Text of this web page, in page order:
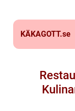
KÄKAGOTT.se